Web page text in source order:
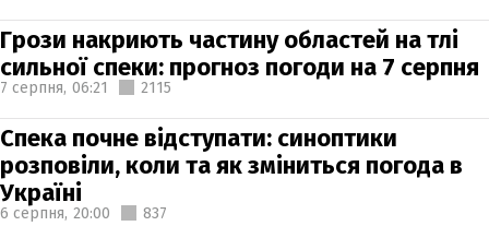
Грози накриють частину областей на тлі
сильної спеки: прогноз погоди на 7 серпня
7 серпня, 06:21 2115
Спека почне відступати: синоптики
розповіли, коли та як зміниться погода в
Україні
6 серпня, 20:00 837